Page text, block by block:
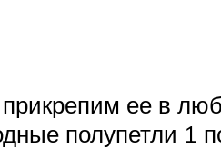
ее в
полупетли 1